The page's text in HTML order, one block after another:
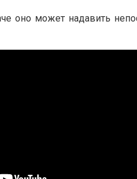
оно может надавить